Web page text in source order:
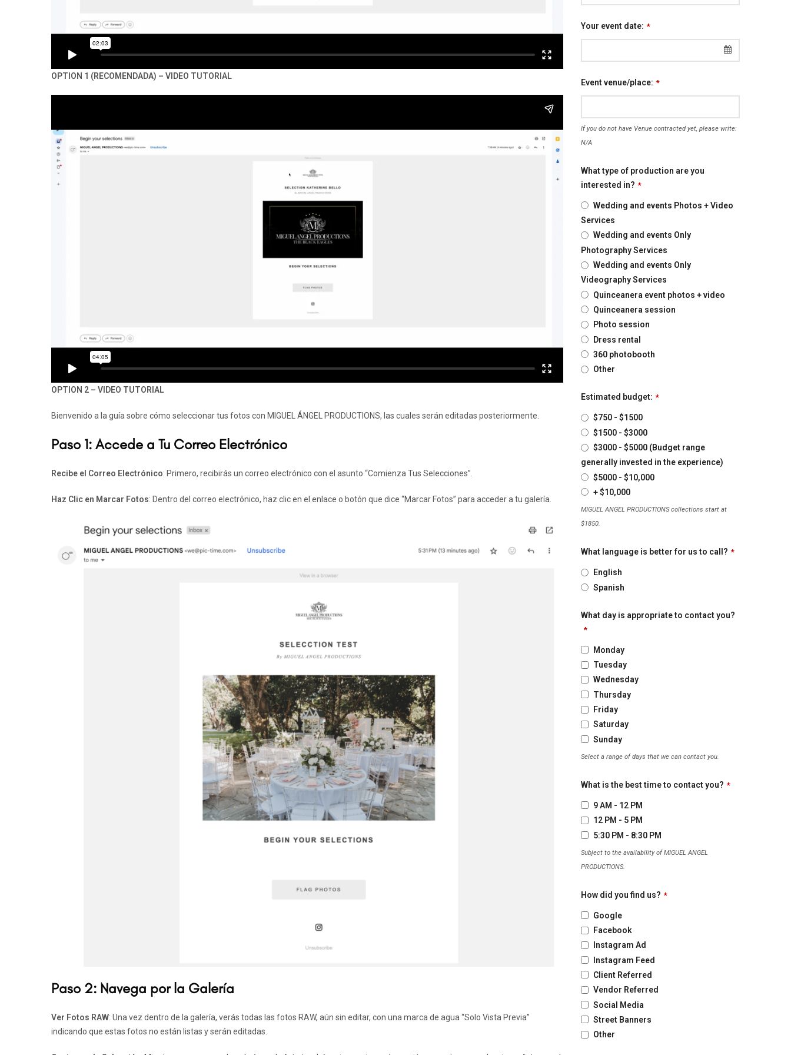
OPTION 1 (RECOMENDADA) – VIDEO TUTORIAL
OPTION 2 – VIDEO TUTORIAL
Bienvenido a la guía sobre cómo seleccionar tus fotos con MIGUEL ÁNGEL PRODUCTIONS, las cuales serán editadas posteriormente.
Paso 1: Accede a Tu Correo Electrónico
Recibe el Correo Electrónico: Primero, recibirás un correo electrónico con el asunto “Comienza Tus Selecciones”.
Haz Clic en Marcar Fotos: Dentro del correo electrónico, haz clic en el enlace o botón que dice “Marcar Fotos” para acceder a tu galería.
Paso 2: Navega por la Galería
Ver Fotos RAW: Una vez dentro de la galería, verás todas las fotos RAW, aún sin editar, con una marca de agua “Solo Vista Previa”
indicando que estas fotos no están listas y serán editadas.
Your event date: *
Event venue/place: *
If you do not have Venue contracted yet, please write:
N/A
What type of production are you
interested in? *
Wedding and events Photos + Video
Services
Wedding and events Only
Photography Services
Wedding and events Only
Videography Services
Quinceanera event photos + video
Quinceanera session
Photo session
Dress rental
360 photobooth
Other
Estimated budget: *
$750 - $1500
$1500 - $3000
$3000 - $5000 (Budget range
generally invested in the experience)
$5000 - $10,000
+ $10,000
MIGUEL ANGEL PRODUCTIONS collections start at
$1850.
What language is better for us to call? *
English
Spanish
What day is appropriate to contact you?
*
Monday
Tuesday
Wednesday
Thursday
Friday
Saturday
Sunday
Select a range of days that we can contact you.
What is the best time to contact you? *
9 AM - 12 PM
12 PM - 5 PM
5:30 PM - 8:30 PM
Subject to the availability of MIGUEL ANGEL
PRODUCTIONS.
How did you find us? *
Google
Facebook
Instagram Ad
Instagram Feed
Client Referred
Vendor Referred
Social Media
Street Banners
Other